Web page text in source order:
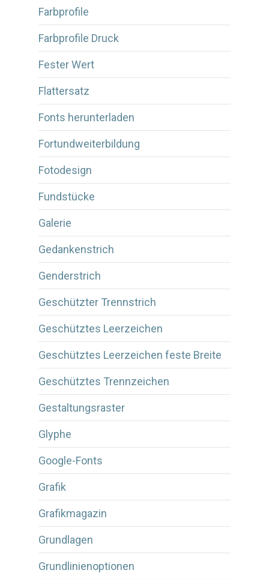
Farbprofile
Farbprofile Druck
Fester Wert
Flattersatz
Fonts herunterladen
Fortundweiterbildung
Fotodesign
Fundstücke
Galerie
Gedankenstrich
Genderstrich
Geschützter Trennstrich
Geschütztes Leerzeichen
Geschütztes Leerzeichen feste Breite
Geschütztes Trennzeichen
Gestaltungsraster
Glyphe
Google-Fonts
Grafik
Grafikmagazin
Grundlagen
Grundlinienoptionen